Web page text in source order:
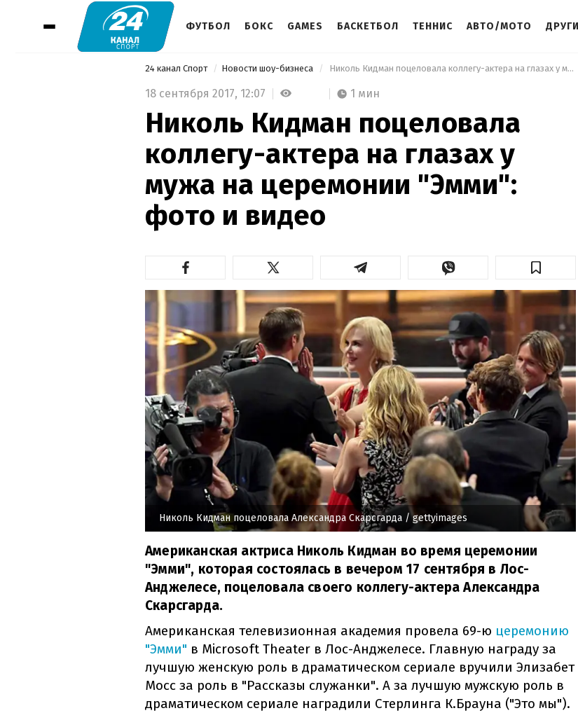
ФУТБОЛ БОКС GAMES БАСКЕТБОЛ ТЕННИС АВТО/МОТО
24 канал Спорт Новости шоу-бизнеса Николь Кидман поцеловала коллегу-актера на глазах у мужа на церемонии "Эмми": фото и видео
18 сентября 2017, 12:07 1 мин
Николь Кидман поцеловала
коллегу-актера на глазах у
мужа на церемонии "Эмми":
фото и видео
Николь Кидман поцеловала Александра Скарсгарда / gettyimages
Американская актриса Николь Кидман во время церемонии
"Эмми", которая состоялась в вечером 17 сентября в Лос-
Анджелесе, поцеловала своего коллегу-актера Александра
Скарсгарда.
Американская телевизионная академия провела 69-ю церемонию
"Эмми" в Microsoft Theater в Лос-Анджелесе. Главную награду за
лучшую женскую роль в драматическом сериале вручили Элизабет
Мосс за роль в "Рассказы служанки". А за лучшую мужскую роль в
драматическом сериале наградили Стерлинга К.Брауна ("Это мы").